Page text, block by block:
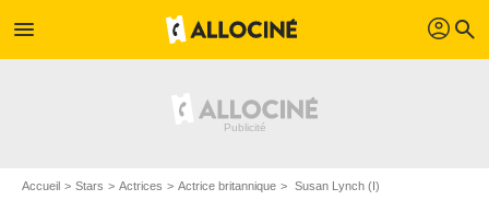
menu profil search
Accueil Stars Actrices Actrice britannique Susan Lynch (I)